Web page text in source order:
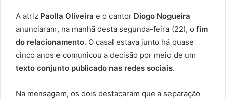
A atriz Paolla Oliveira e o cantor Diogo Nogueira
anunciaram, na manhã desta segunda-feira (22), o fim
do relacionamento. O casal estava junto há quase
cinco anos e comunicou a decisão por meio de um
texto conjunto publicado nas redes sociais.
Na mensagem, os dois destacaram que a separação